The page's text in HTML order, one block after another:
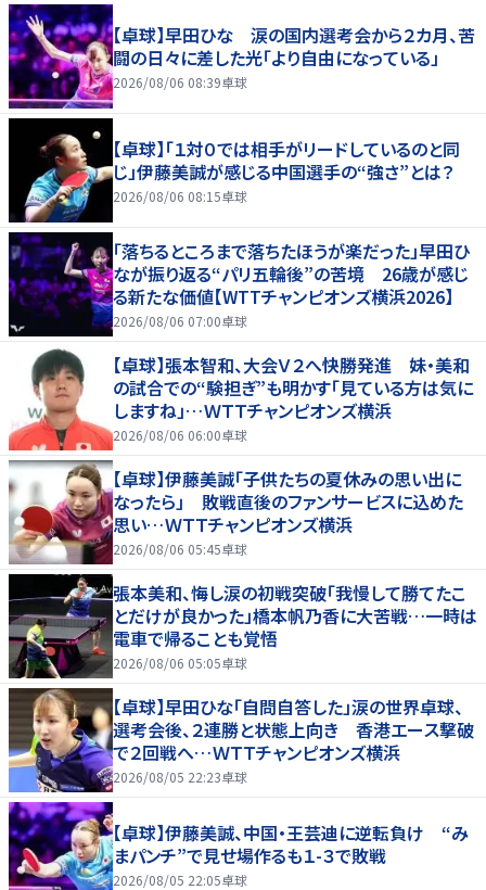
【卓球】早田ひな 涙の国内選考会から２カ月、苦
闘の日々に差した光「より自由になっている」
2026/08/06 08:39卓球
【卓球】「１対０では相手がリードしているのと同
じ」伊藤美誠が感じる中国選手の“強さ”とは？
2026/08/06 08:15卓球
「落ちるところまで落ちたほうが楽だった」早田ひ
なが振り返る“パリ五輪後”の苦境 26歳が感じ
る新たな価値【WTTチャンピオンズ横浜2026】
2026/08/06 07:00卓球
【卓球】張本智和、大会Ｖ２へ快勝発進 妹・美和
の試合での“験担ぎ”も明かす「見ている方は気に
しますね」…ＷＴＴチャンピオンズ横浜
2026/08/06 06:00卓球
【卓球】伊藤美誠「子供たちの夏休みの思い出に
なったら」 敗戦直後のファンサービスに込めた
思い…ＷＴＴチャンピオンズ横浜
2026/08/06 05:45卓球
張本美和、悔し涙の初戦突破「我慢して勝てたこ
とだけが良かった」橋本帆乃香に大苦戦…一時は
電車で帰ることも覚悟
2026/08/06 05:05卓球
【卓球】早田ひな「自問自答した」涙の世界卓球、
選考会後、２連勝と状態上向き 香港エース撃破
で２回戦へ…ＷＴＴチャンピオンズ横浜
2026/08/05 22:23卓球
【卓球】伊藤美誠、中国・王芸迪に逆転負け “み
まパンチ”で見せ場作るも１-３で敗戦
2026/08/05 22:05卓球